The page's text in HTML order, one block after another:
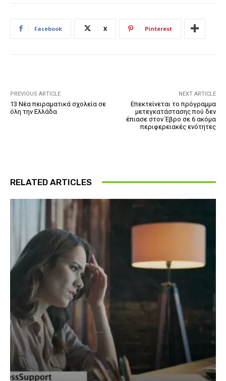
Facebook X Pinterest
PREVIOUS ARTICLE
13 Νέα πειραματικά σχολεία σε
όλη την Ελλάδα
NEXT ARTICLE
Επεκτείνεται το πρόγραμμα
μετεγκατάστασης πού δεν
έπιασε στον Έβρο σε 6 ακόμα
περιφερειακές ενότητες
RELATED ARTICLES